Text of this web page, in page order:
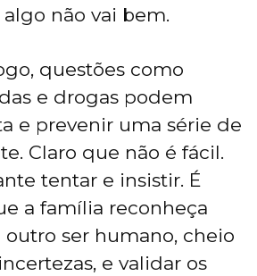
não vai bem.
questões como
e drogas podem
e prevenir uma série de
Claro que não é fácil.
tentar e insistir. É
a família reconheça
ser humano, cheio
e validar os